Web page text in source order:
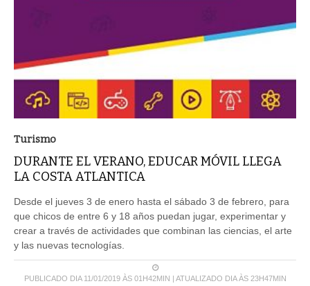
Turismo
DURANTE EL VERANO, EDUCAR MÓVIL LLEGA
LA COSTA ATLANTICA
Desde el jueves 3 de enero hasta el sábado 3 de febrero, para
que chicos de entre 6 y 18 años puedan jugar, experimentar y
crear a través de actividades que combinan las ciencias, el arte
y las nuevas tecnologías.
PUBLICADO DIA 11/01/2019 ÀS 01H42MIN | ATUALIZADO DIA ÀS 23H47MIN